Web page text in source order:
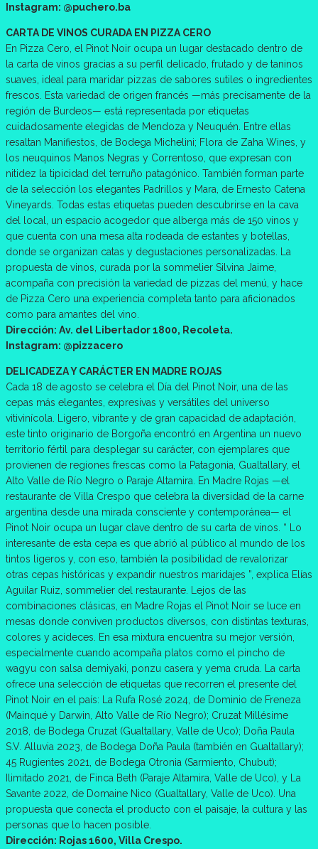
Instagram: @puchero.ba
CARTA DE VINOS CURADA EN PIZZA CERO
En Pizza Cero, el Pinot Noir ocupa un lugar destacado dentro de
la carta de vinos gracias a su perfil delicado, frutado y de taninos
suaves, ideal para maridar pizzas de sabores sutiles o ingredientes
frescos. Esta variedad de origen francés —más precisamente de la
región de Burdeos— está representada por etiquetas
cuidadosamente elegidas de Mendoza y Neuquén. Entre ellas
resaltan Manifiestos, de Bodega Michelini; Flora de Zaha Wines, y
los neuquinos Manos Negras y Correntoso, que expresan con
nitidez la tipicidad del terruño patagónico. También forman parte
de la selección los elegantes Padrillos y Mara, de Ernesto Catena
Vineyards. Todas estas etiquetas pueden descubrirse en la cava
del local, un espacio acogedor que alberga más de 150 vinos y
que cuenta con una mesa alta rodeada de estantes y botellas,
donde se organizan catas y degustaciones personalizadas. La
propuesta de vinos, curada por la sommelier Silvina Jaime,
acompaña con precisión la variedad de pizzas del menú, y hace
de Pizza Cero una experiencia completa tanto para aficionados
como para amantes del vino.
Dirección: Av. del Libertador 1800, Recoleta.
Instagram: @pizzacero
DELICADEZA Y CARÁCTER EN MADRE ROJAS
Cada 18 de agosto se celebra el Día del Pinot Noir, una de las
cepas más elegantes, expresivas y versátiles del universo
vitivinícola. Ligero, vibrante y de gran capacidad de adaptación,
este tinto originario de Borgoña encontró en Argentina un nuevo
territorio fértil para desplegar su carácter, con ejemplares que
provienen de regiones frescas como la Patagonia, Gualtallary, el
Alto Valle de Río Negro o Paraje Altamira. En Madre Rojas —el
restaurante de Villa Crespo que celebra la diversidad de la carne
argentina desde una mirada consciente y contemporánea— el
Pinot Noir ocupa un lugar clave dentro de su carta de vinos. “ Lo
interesante de esta cepa es que abrió al público al mundo de los
tintos ligeros y, con eso, también la posibilidad de revalorizar
otras cepas históricas y expandir nuestros maridajes ”, explica Elías
Aguilar Ruiz, sommelier del restaurante. Lejos de las
combinaciones clásicas, en Madre Rojas el Pinot Noir se luce en
mesas donde conviven productos diversos, con distintas texturas,
colores y acideces. En esa mixtura encuentra su mejor versión,
especialmente cuando acompaña platos como el pincho de
wagyu con salsa demiyaki, ponzu casera y yema cruda. La carta
ofrece una selección de etiquetas que recorren el presente del
Pinot Noir en el país: La Rufa Rosé 2024, de Dominio de Freneza
(Mainqué y Darwin, Alto Valle de Río Negro); Cruzat Millésime
2018, de Bodega Cruzat (Gualtallary, Valle de Uco); Doña Paula
S.V. Alluvia 2023, de Bodega Doña Paula (también en Gualtallary);
45 Rugientes 2021, de Bodega Otronia (Sarmiento, Chubut);
Ilimitado 2021, de Finca Beth (Paraje Altamira, Valle de Uco), y La
Savante 2022, de Domaine Nico (Gualtallary, Valle de Uco). Una
propuesta que conecta el producto con el paisaje, la cultura y las
personas que lo hacen posible.
Dirección: Rojas 1600, Villa Crespo.